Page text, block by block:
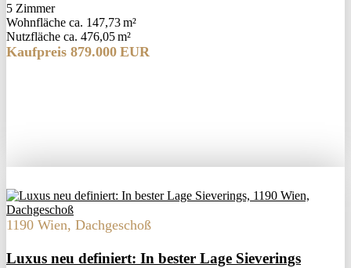
5 Zimmer
Wohnfläche ca. 147,73 m²
Nutzfläche ca. 476,05 m²
Kaufpreis 879.000 EUR
1190 Wien, Dachgeschoß
Luxus neu definiert: In bester Lage Sieverings